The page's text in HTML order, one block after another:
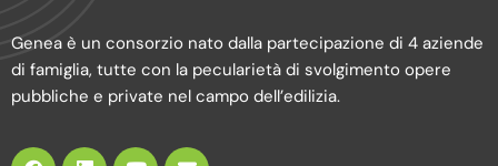
Genea è un consorzio nato dalla partecipazione di 4 aziende
di famiglia, tutte con la pecularietà di svolgimento opere
pubbliche e private nel campo dell’edilizia.